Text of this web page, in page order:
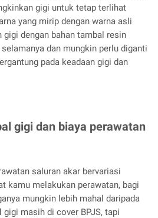
gigi untuk tetap terlihat
yang mirip dengan warna asli
gigi dengan bahan tambal resin
dan mungkin perlu diganti
pada keadaan gigi dan
gigi dan biaya perawatan
saluran akar bervariasi
kamu melakukan perawatan, bagi
mungkin lebih mahal daripada
masih di cover BPJS, tapi